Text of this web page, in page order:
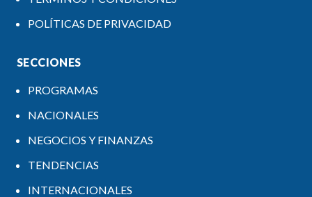
POLÍTICAS DE PRIVACIDAD
SECCIONES
PROGRAMAS
NACIONALES
NEGOCIOS Y FINANZAS
TENDENCIAS
INTERNACIONALES